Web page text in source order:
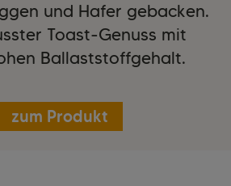
und Hafer gebacken.
Toast-Genuss mit
Ballaststoffgehalt.
zum Produkt